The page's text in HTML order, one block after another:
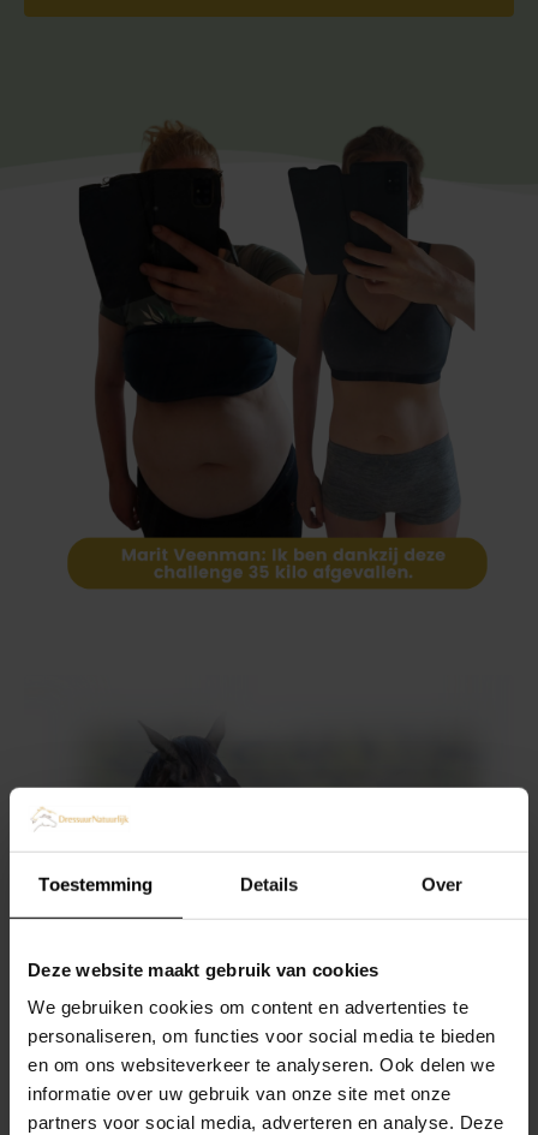
Toestemming Details Over
Deze website maakt gebruik van cookies
We gebruiken cookies om content en advertenties te
personaliseren, om functies voor social media te bieden
en om ons websiteverkeer te analyseren. Ook delen we
informatie over uw gebruik van onze site met onze
partners voor social media, adverteren en analyse. Deze